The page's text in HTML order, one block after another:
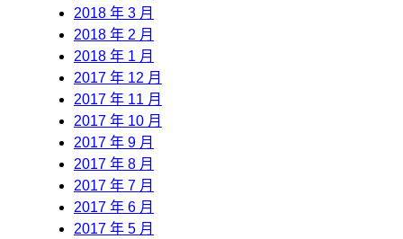
2018 年 3 月
2018 年 2 月
2018 年 1 月
2017 年 12 月
2017 年 11 月
2017 年 10 月
2017 年 9 月
2017 年 8 月
2017 年 7 月
2017 年 6 月
2017 年 5 月